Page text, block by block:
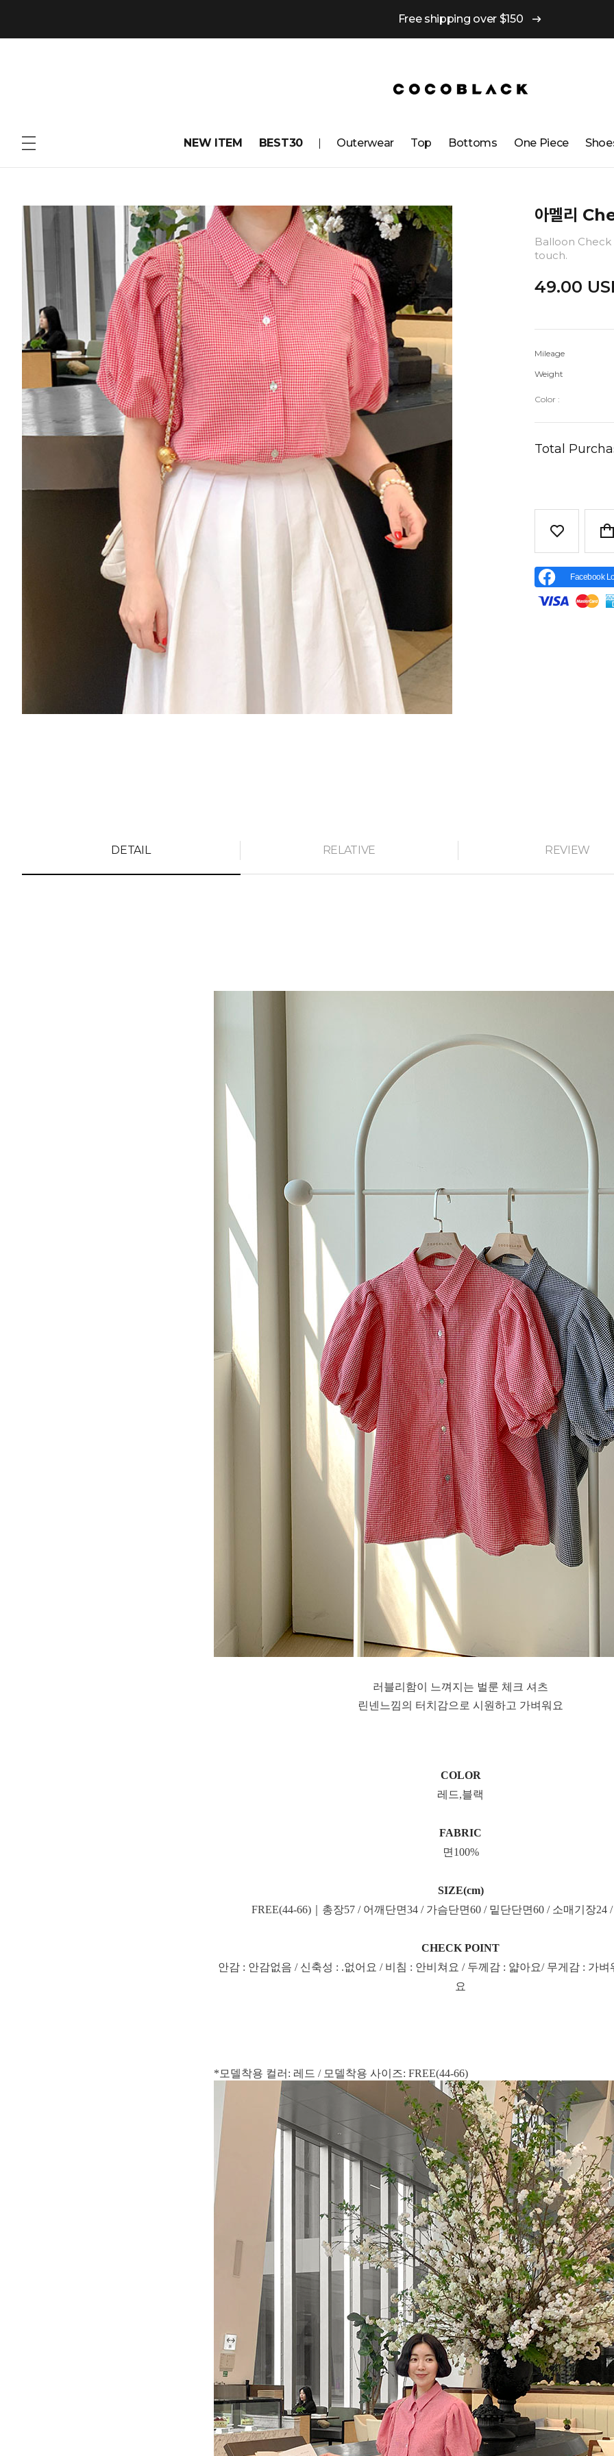
Free shipping over $150
NEW ITEM BEST30 Outerwear Top Bottoms One ​​Piece
아멜리
Balloon
touch.
49.00
Mileage
Weight
Color :
Total
Facebook
DETAIL RELATIVE REVIEW
러블리함이 느껴지는 벌룬 체크 셔츠
린넨느낌의 터치감으로 시원하고 가벼워요
COLOR
레드,블랙
FABRIC
면100%
SIZE(cm)
FREE(44-66)｜총장57 / 어깨단면34 / 가슴단면60 / 밑단단면60 / 소매기장24
CHECK POINT
안감 : 안감없음 / 신축성 : .없어요 / 비침 : 안비쳐요 / 두께감 : 얇아요/ 무게감 : 가
요
*모델착용 컬러: 레드 / 모델착용 사이즈: FREE(44-66)